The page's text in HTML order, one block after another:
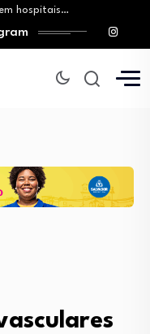
hospitais…
tardios…
Bahia um…
ações de incentivo…
reduz em até…